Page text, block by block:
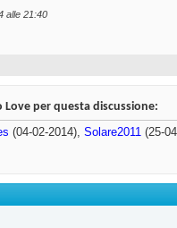
alle 21:40
per questa discussione:
(04-02-2014), Solare2011 (25-